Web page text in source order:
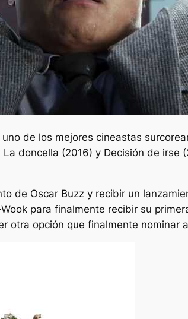
de los mejores cineastas
La doncella (2016) y Decisión de irse
de Oscar Buzz y recibir un
para finalmente recibir su
otra opción que finalmente nominar